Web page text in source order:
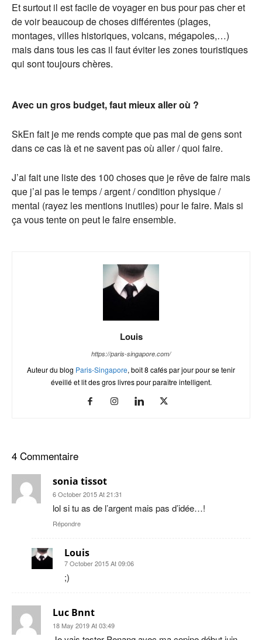
Et surtout il est facile de voyager en bus pour pas cher et
de voir beaucoup de choses différentes (plages,
montages, villes historiques, volcans, mégapoles,…)
mais dans tous les cas il faut éviter les zones touristiques
qui sont toujours chères.
Avec un gros budget, faut mieux aller où ?
SkEn fait je me rends compte que pas mal de gens sont
dans ce cas là et ne savent pas où aller / quoi faire.
J’ai fait une liste des 100 choses que je rêve de faire mais
que j’ai pas le temps / argent / condition physique /
mental (rayez les mentions inutiles) pour le faire. Mais si
ça vous tente on peut le faire ensemble.
Louis
https://paris-singapore.com/
Auteur du blog Paris-Singapore, boit 8 cafés par jour pour se tenir
éveillé et lit des gros livres pour paraître intelligent.
4 Commentaire
sonia tissot
6 October 2015 At 21:31
lol si tu as de l’argent mais pas d’idée…!
Répondre
Louis
7 October 2015 At 09:06
;)
Luc Bnnt
18 May 2019 At 03:49